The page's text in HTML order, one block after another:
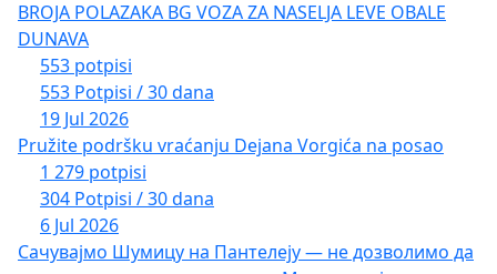
BROJA POLAZAKA BG VOZA ZA NASELJA LEVE OBALE
DUNAVA
553 potpisi
553 Potpisi / 30 dana
19 Jul 2026
Pružite podršku vraćanju Dejana Vorgića na posao
1 279 potpisi
304 Potpisi / 30 dana
6 Jul 2026
Сачувајмо Шумицу на Пантелеју — не дозволимо да